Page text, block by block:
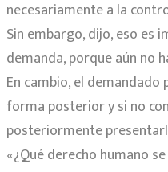
necesariamente a la
Sin embargo, dijo, eso es
demanda, porque aún no
En cambio, el
forma posterior y si no
posteriormente
«¿Qué derecho humano